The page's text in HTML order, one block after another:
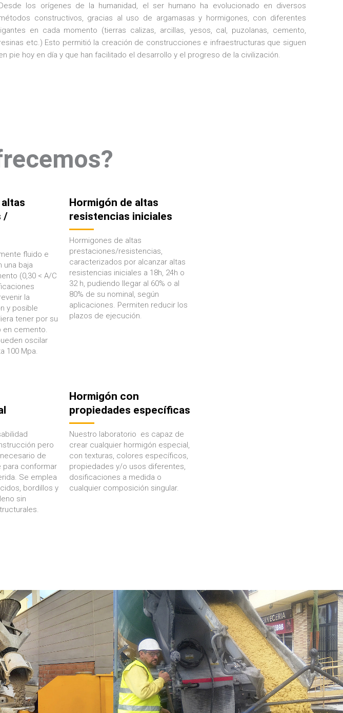
los orígenes de la humanidad, el ser humano ha evolucionado en diversos
constructivos, gracias al uso de argamasas y hormigones, con diferentes
en cada momento (tierras calizas, arcillas, yesos, cal, puzolanas, cemento,
etc.) Esto permitió la creación de construcciones e infraestructuras que siguen
pie hoy en día y que han facilitado el desarrollo y el progreso de la civilización.
/
fluido e
una baja
(0,30 < A/C
la
y posible
tener por su
en cemento.
oscilar
100 Mpa.
Hormigón de altas
resistencias iniciales
Hormigones de altas
prestaciones/resistencias,
caracterizados por alcanzar altas
resistencias iniciales a 18h, 24h o
32 h, pudiendo llegar al 60% o al
80% de su nominal, según
aplicaciones. Permiten reducir los
plazos de ejecución.
pero
de
para conformar
Se emplea
bordillos y
sin
Hormigón con
propiedades específicas
Nuestro laboratorio es capaz de
crear cualquier hormigón especial,
con texturas, colores específicos,
propiedades y/o usos diferentes,
dosificaciones a medida o
cualquier composición singular.